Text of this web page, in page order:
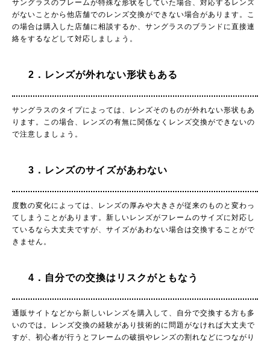
サングラスのフレームが特殊な形状をしていた場合、対応するレンズ
がないことから他店舗でのレンズ交換ができない場合があります。こ
の場合は購入した店舗に相談するか、サングラスのブランドに直接連
絡をするなどして対応しましょう。
2．レンズが外れない形状もある
サングラスのタイプによっては、レンズそのものが外れない形状もあ
ります。この場合、レンズの有無に関係なくレンズ交換ができないの
で注意しましょう。
3．レンズのサイズがあわない
度数の変化によっては、レンズの厚みや大きさが従来のものと変わっ
てしまうことがあります。新しいレンズがフレームのサイズに対応し
ているなら大丈夫ですが、サイズがあわない場合は交換することがで
きません。
4．自分での交換はリスクがともなう
通販サイトなどから新しいレンズを購入して、自分で交換する方も多
いのでは。レンズ交換の経験があり技術的に問題がなければ大丈夫で
すが、初心者が行うとフレームの破損やレンズの割れなどにつながり